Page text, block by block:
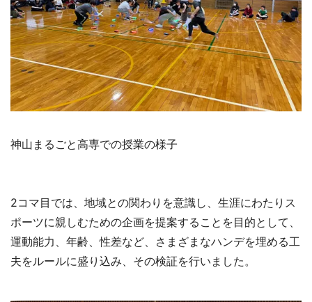
神山まるごと高専での授業の様子
2コマ目では、地域との関わりを意識し、生涯にわたりス
ポーツに親しむための企画を提案することを目的として、
運動能力、年齢、性差など、さまざまなハンデを埋める工
夫をルールに盛り込み、その検証を行いました。